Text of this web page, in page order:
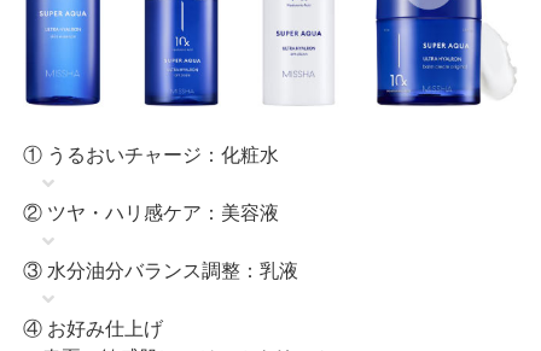
① うるおいチャージ：化粧水
② ツヤ・ハリ感ケア：美容液
③ 水分油分バランス調整：乳液
④ お好み仕上げ